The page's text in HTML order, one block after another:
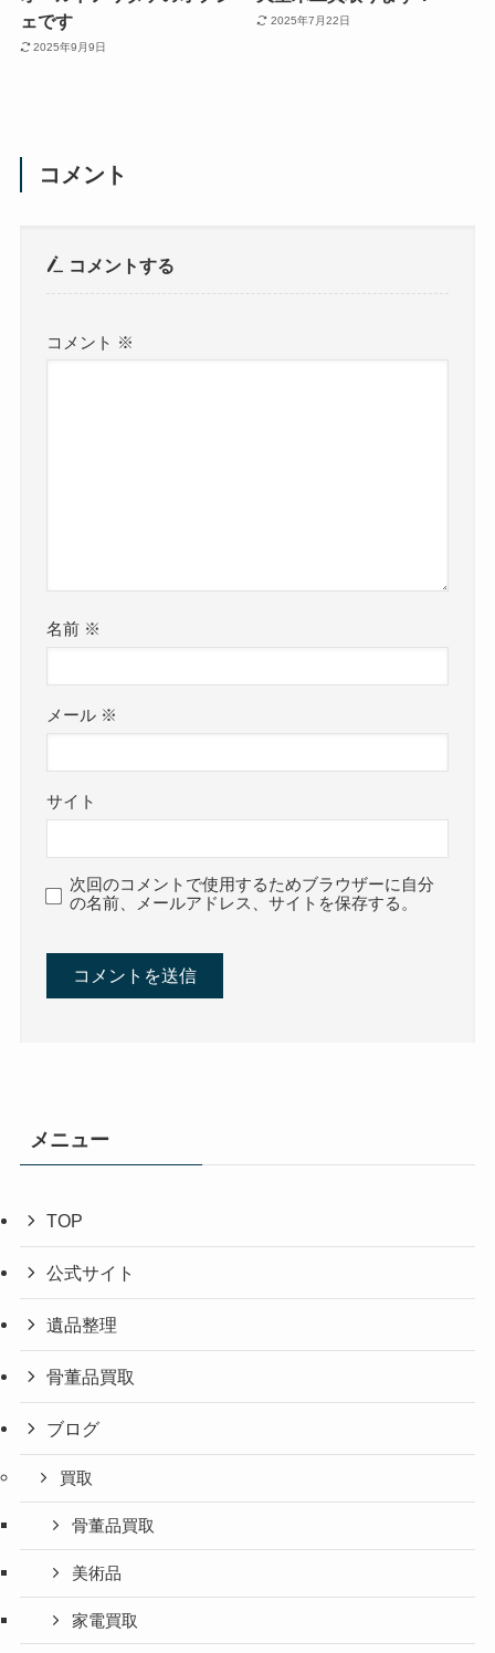
ェです
2025年9月9日
2025年7月22日
コメント
コメントする
コメント ※
名前 ※
メール ※
サイト
次回のコメントで使用するためブラウザーに自分
の名前、メールアドレス、サイトを保存する。
メニュー
TOP
公式サイト
遺品整理
骨董品買取
ブログ
買取
骨董品買取
美術品
家電買取